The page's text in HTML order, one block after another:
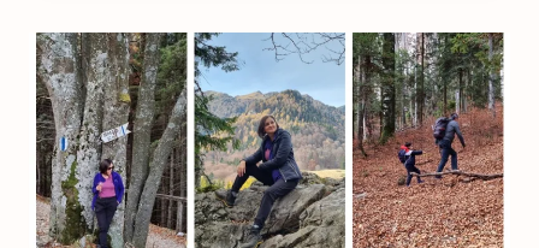
GURA
DIHAM
–
CABANA
DIHAM